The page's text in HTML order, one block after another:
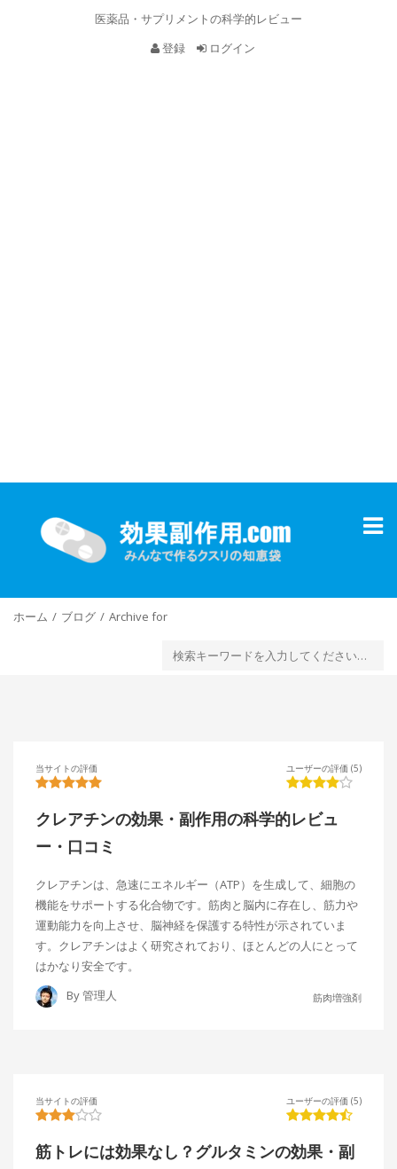
医薬品・サプリメントの科学的レビュー
登録
ログイン
Toggle
ホーム ブログ Archive for
当サイトの評価 ユーザーの評価 (5)
クレアチンの効果・副作用の科学的レビュ
ー・口コミ
クレアチンは、急速にエネルギー（ATP）を生成して、細胞の
機能をサポートする化合物です。筋肉と脳内に存在し、筋力や
運動能力を向上させ、脳神経を保護する特性が示されていま
す。クレアチンはよく研究されており、ほとんどの人にとって
はかなり安全です。
By管理人 筋肉増強剤
当サイトの評価 ユーザーの評価 (5)
筋トレには効果なし？グルタミンの効果・副